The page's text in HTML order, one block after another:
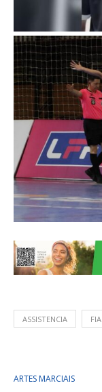
ASSISTENCIA FIA
ARTES MARCIAIS